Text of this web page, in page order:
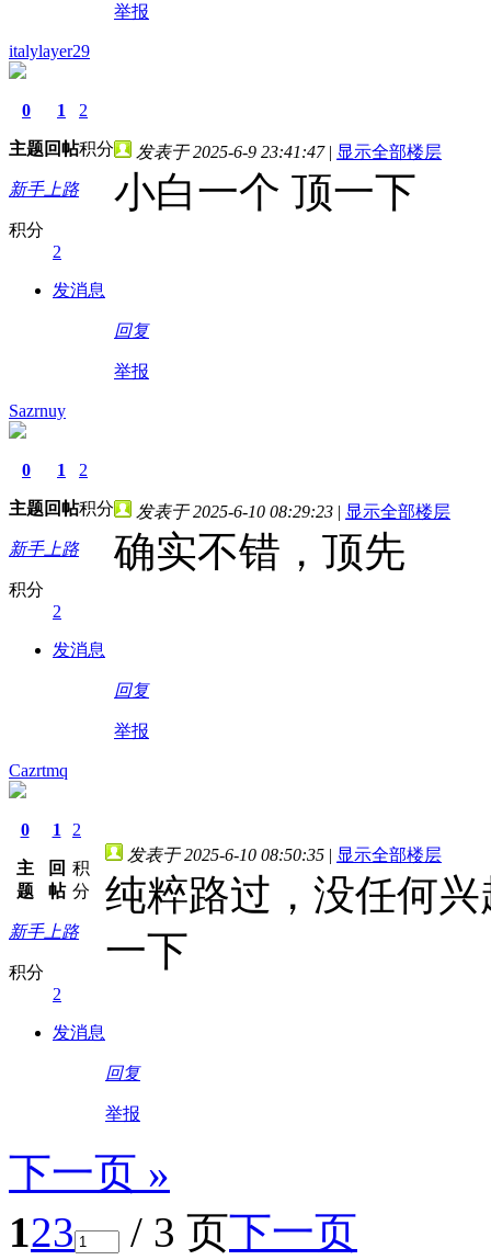
举报
italylayer29
0
主题
1
回帖
2
积分
新手上路
积分
2
发消息
发表于 2025-6-9 23:41:47 | 显示全部楼层
小白一个 顶一下
回复
举报
Sazrnuy
0
主题
1
回帖
2
积分
新手上路
积分
2
发消息
发表于 2025-6-10 08:29:23 | 显示全部楼层
确实不错，顶先
回复
举报
Cazrtmq
0
主
题
1
回
帖
2
积
分
新手上路
积分
2
发消息
发表于 2025-6-10 08:50:35 | 显示全部楼层
纯粹路过，没任何
一下
回复
举报
下一页 »
123 / 3 页下一页